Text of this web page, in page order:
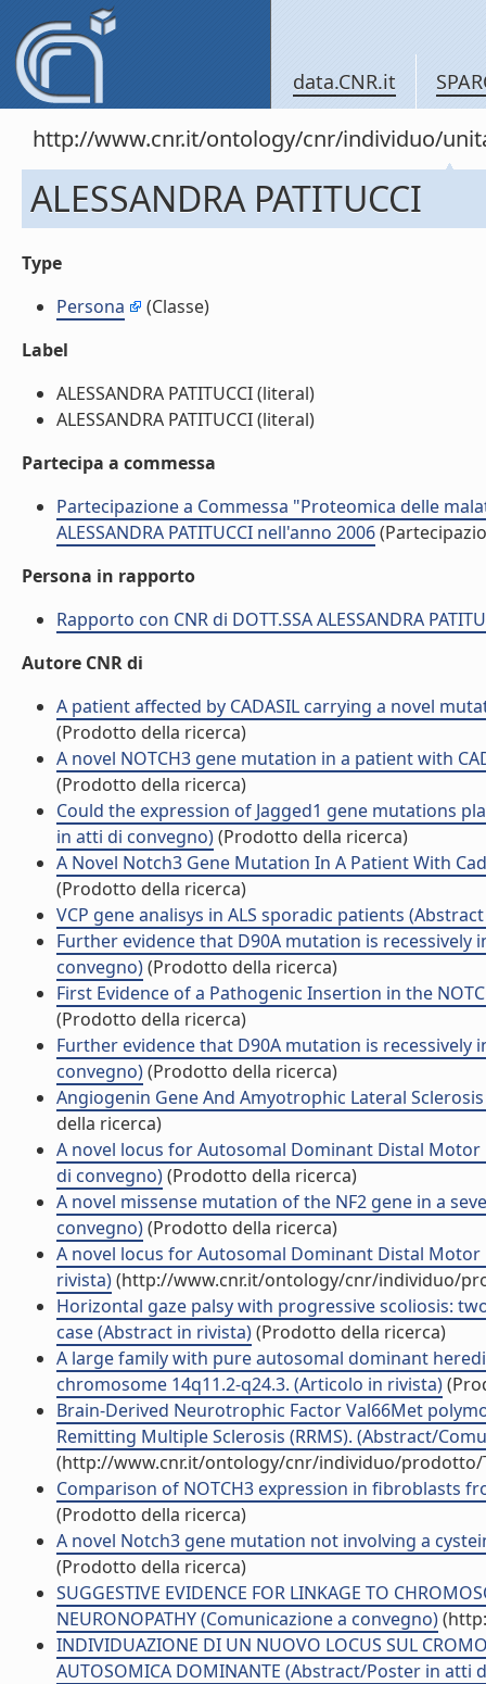
data.CNR.it
http://www.cnr.it/ontology/cnr/individuo/
ALESSANDRA PATITUCCI
Type
Persona
(Classe)
Label
ALESSANDRA PATITUCCI (literal)
ALESSANDRA PATITUCCI (literal)
Partecipa a commessa
Partecipazione a Commessa "Proteomica delle
ALESSANDRA PATITUCCI nell'anno 2006
Persona in rapporto
Rapporto con CNR di DOTT.SSA ALESSANDRA
Autore CNR di
A patient affected by CADASIL carrying a novel
(Prodotto della ricerca)
A novel NOTCH3 gene mutation in a patient with
(Prodotto della ricerca)
Could the expression of Jagged1 gene mutations
in atti di convegno)(Prodotto della ricerca)
A Novel Notch3 Gene Mutation In A Patient With
(Prodotto della ricerca)
VCP gene analisys in ALS sporadic patients
Further evidence that D90A mutation is
convegno)(Prodotto della ricerca)
First Evidence of a Pathogenic Insertion in the
(Prodotto della ricerca)
Further evidence that D90A mutation is
convegno)(Prodotto della ricerca)
Angiogenin Gene And Amyotrophic Lateral
della ricerca)
A novel locus for Autosomal Dominant Distal
di convegno)(Prodotto della ricerca)
A novel missense mutation of the NF2 gene in a
convegno)(Prodotto della ricerca)
A novel locus for Autosomal Dominant Distal
rivista)(http://www.cnr.it/ontology/cnr/individuo/
Horizontal gaze palsy with progressive scoliosis:
case (Abstract in rivista)(Prodotto della ricerca)
A large family with pure autosomal dominant
chromosome 14q11.2-q24.3. (Articolo in rivista)
Brain-Derived Neurotrophic Factor Val66Met
Remitting Multiple Sclerosis (RRMS). (Abstract/
(http://www.cnr.it/ontology/cnr/individuo/prodotto/
Comparison of NOTCH3 expression in fibroblasts
(Prodotto della ricerca)
A novel Notch3 gene mutation not involving a
(Prodotto della ricerca)
SUGGESTIVE EVIDENCE FOR LINKAGE TO
NEURONOPATHY (Comunicazione a convegno)
INDIVIDUAZIONE DI UN NUOVO LOCUS SUL
AUTOSOMICA DOMINANTE (Abstract/Poster in atti